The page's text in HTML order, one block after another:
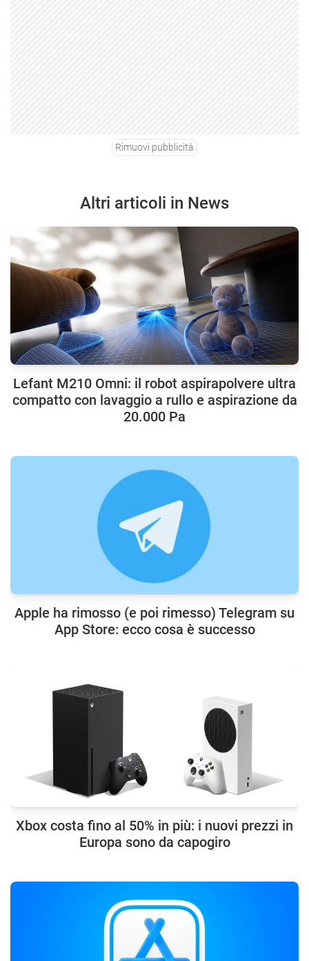
Rimuovi pubblicità
Altri articoli in News
Lefant M210 Omni: il robot aspirapolvere ultra
compatto con lavaggio a rullo e aspirazione da
20.000 Pa
Apple ha rimosso (e poi rimesso) Telegram su
App Store: ecco cosa è successo
Xbox costa fino al 50% in più: i nuovi prezzi in
Europa sono da capogiro